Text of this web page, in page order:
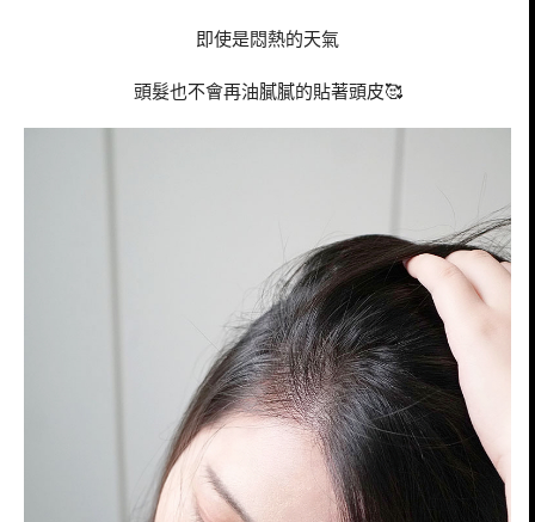
即使是悶熱的天氣
頭髮也不會再油膩膩的貼著頭皮🥰